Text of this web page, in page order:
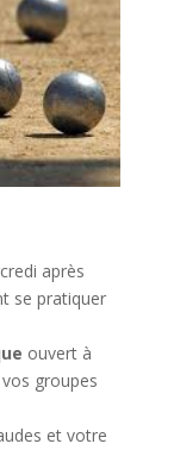
après
se pratiquer
ouvert à
groupes
et votre